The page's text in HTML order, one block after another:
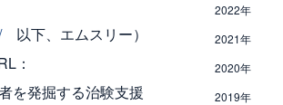
以下、エムスリー）
：
を発掘する治験支援
2022年
2021年
2020年
2019年